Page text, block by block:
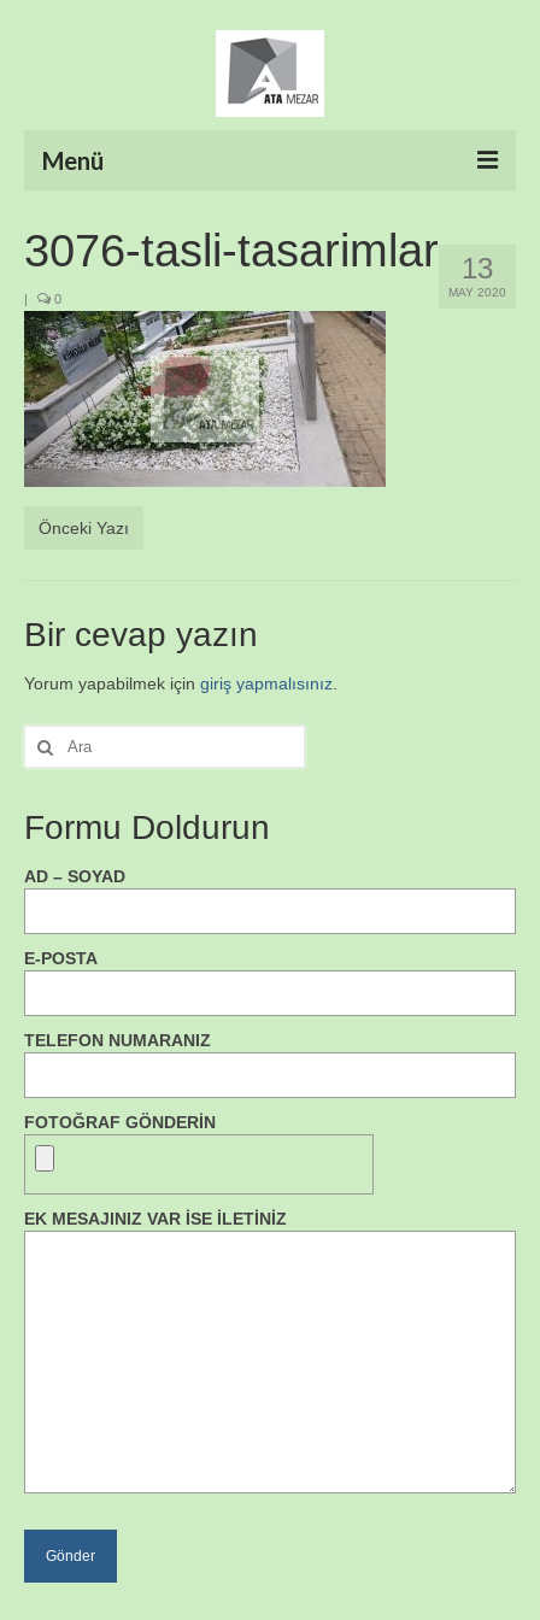
Menü
ÜRÜNLER
HİZMETLERİMİZ
FOTO GALERİ
İLETİŞİM
13
MAY 2020
3076-tasli-tasarimlar
| 0
Önceki Yazı
Bir cevap yazın
Yorum yapabilmek için giriş yapmalısınız
Şunu
ara:
Formu Doldurun
AD – SOYAD
E-POSTA
TELEFON NUMARANIZ
FOTOĞRAF GÖNDERİN
EK MESAJINIZ VAR İSE İLETİNİZ